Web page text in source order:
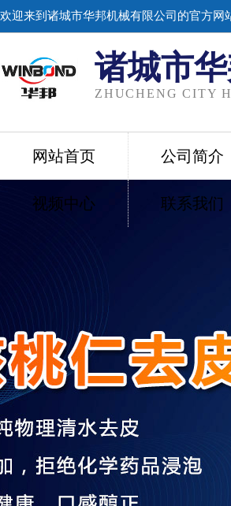
欢迎来到诸城市华邦机械有限公司的官方网
诸城市
ZHUCHENG CITY
网站首页 公司简介
视频中心 联系我们